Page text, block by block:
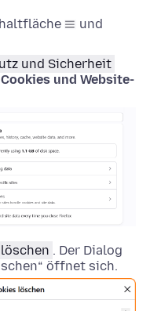
und
und Sicherheit
Cookies und Website-
. Der Dialog
öffnet sich.